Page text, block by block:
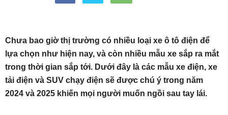
Chưa bao giờ thị trường có nhiều loại xe ô tô điện để
lựa chọn như hiện nay, và còn nhiều mẫu xe sắp ra mắt
trong thời gian sắp tới. Dưới đây là các mẫu xe điện, xe
tải điện và SUV chạy điện sẽ được chú ý trong năm
2024 và 2025 khiến mọi người muốn ngồi sau tay lái.